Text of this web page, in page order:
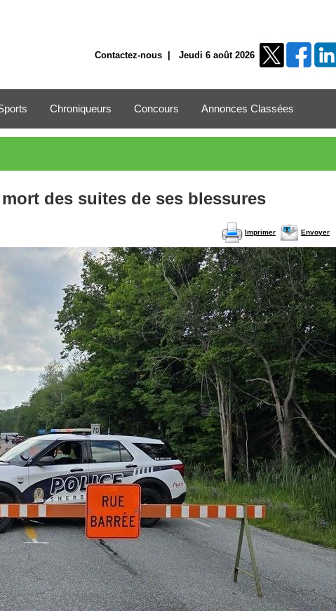
Contactez-nous| Jeudi 6 août 2026
Chroniqueurs Concours Annonces Classées
des suites de ses blessures
Imprimer Envoyer